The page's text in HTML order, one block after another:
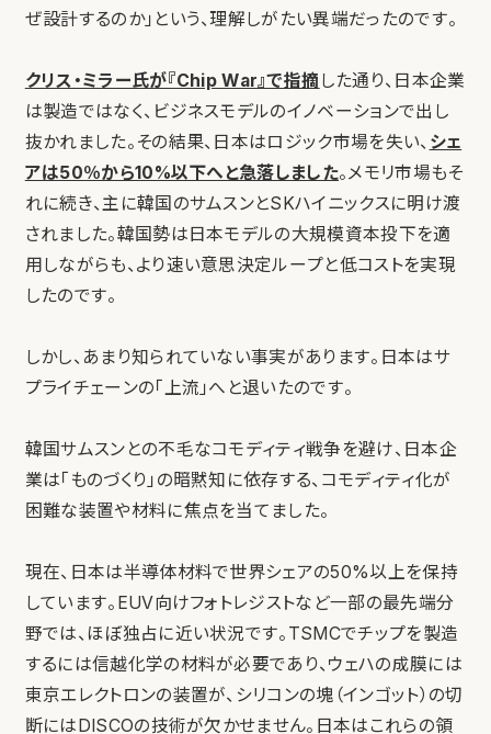
ぜ設計するのか」という、理解しがたい異端だったのです。
クリス・ミラー氏が『Chip War』で指摘 した通り、日本企業
は製造ではなく、ビジネスモデルのイノベーションで出し
抜かれました。その結果、日本はロジック市場を失い、 シェ
アは50％から10%以下へと急落しました。メモリ市場もそ
れに続き、主に韓国のサムスンとSKハイニックスに明け渡
されました。韓国勢は日本モデルの大規模資本投下を適
用しながらも、より速い意思決定ループと低コストを実現
したのです。
しかし、あまり知られていない事実があります。日本はサ
プライチェーンの「上流」へと退いたのです。
韓国サムスンとの不毛なコモディティ戦争を避け、日本企
業は「ものづくり」の暗黙知に依存する、コモディティ化が
困難な装置や材料に焦点を当てました。
現在、日本は半導体材料で世界シェアの50%以上を保持
しています。EUV向けフォトレジストなど一部の最先端分
野では、ほぼ独占に近い状況です。TSMCでチップを製造
するには信越化学の材料が必要であり、ウェハの成膜には
東京エレクトロンの装置が、シリコンの塊（インゴット）の切
断にはDISCOの技術が欠かせません。日本はこれらの領